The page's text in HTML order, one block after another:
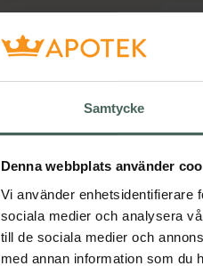
Samtycke
Denna webbplats använder
Vi använder enhetsidentifierare
sociala medier och analysera
till de sociala medier och
med annan information som du
4.7